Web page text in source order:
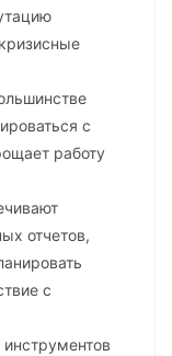
с
работу
отчетов,
с